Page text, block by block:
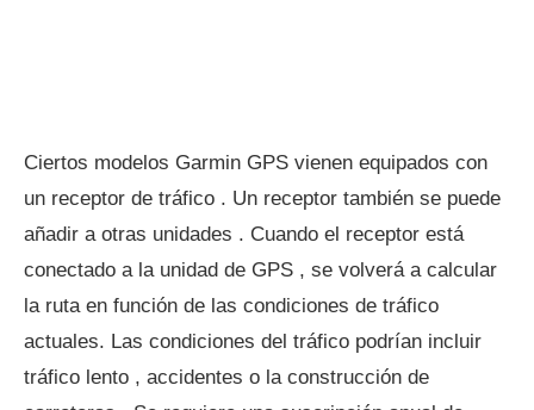
Ciertos modelos Garmin GPS vienen equipados con
un receptor de tráfico . Un receptor también se puede
añadir a otras unidades . Cuando el receptor está
conectado a la unidad de GPS , se volverá a calcular
la ruta en función de las condiciones de tráfico
actuales. Las condiciones del tráfico podrían incluir
tráfico lento , accidentes o la construcción de